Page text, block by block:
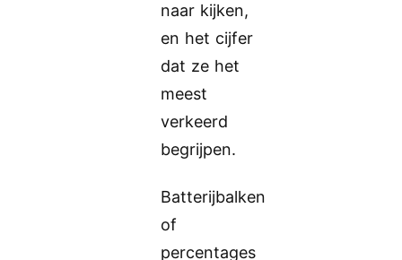
naar kijken,
en het cijfer
dat ze het
meest
verkeerd
begrijpen.
Batterijbalken
of
percentages